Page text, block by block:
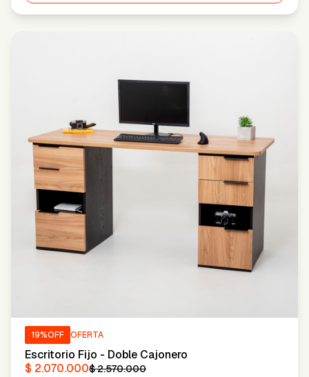
19%OFF OFERTA
Escritorio Fijo - Doble Cajonero
$ 2.070.000$ 2.570.000